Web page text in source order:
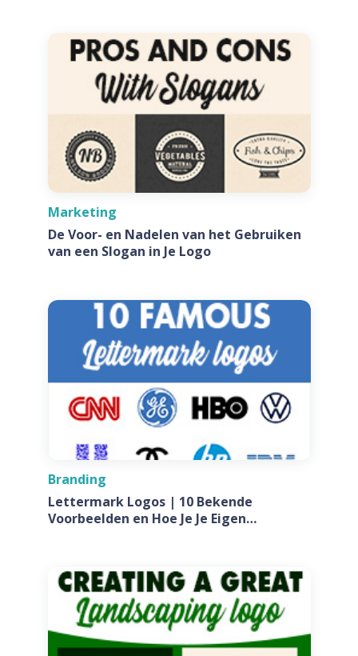
Marketing
De Voor- en Nadelen van het Gebruiken
van een Slogan in Je Logo
Branding
Lettermark Logos | 10 Bekende
Voorbeelden en Hoe Je Je Eigen